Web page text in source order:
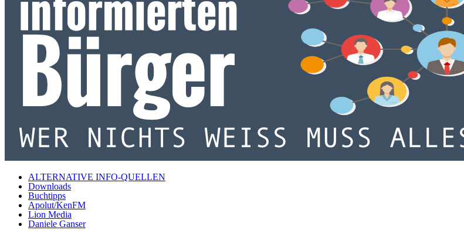
ALTERNATIVE INFO-QUELLEN
Downloads
Buchtipps
Apolut/KenFM
Lion Media
Daniele Ganser